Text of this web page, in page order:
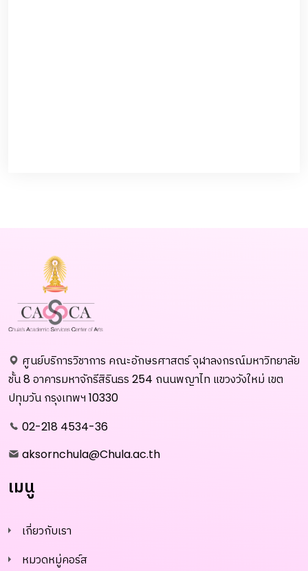
ศูนย์บริการวิชาการ คณะอักษรศาสตร์ จุฬาลงกรณ์มหาวิทยาลัย
ชั้น 8 อาคารมหาจักรีสิรินธร 254 ถนนพญาไท แขวงวังใหม่ เขต
ปทุมวัน กรุงเทพฯ 10330
02-218 4534-36
aksornchula@Chula.ac.th
เมนู
เกี่ยวกับเรา
หมวดหมู่คอร์ส